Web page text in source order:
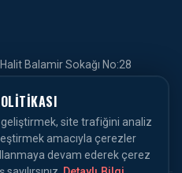
Balamir Sokağı No:28
site trafiğini analiz
amacıyla çerezler
devam ederek çerez